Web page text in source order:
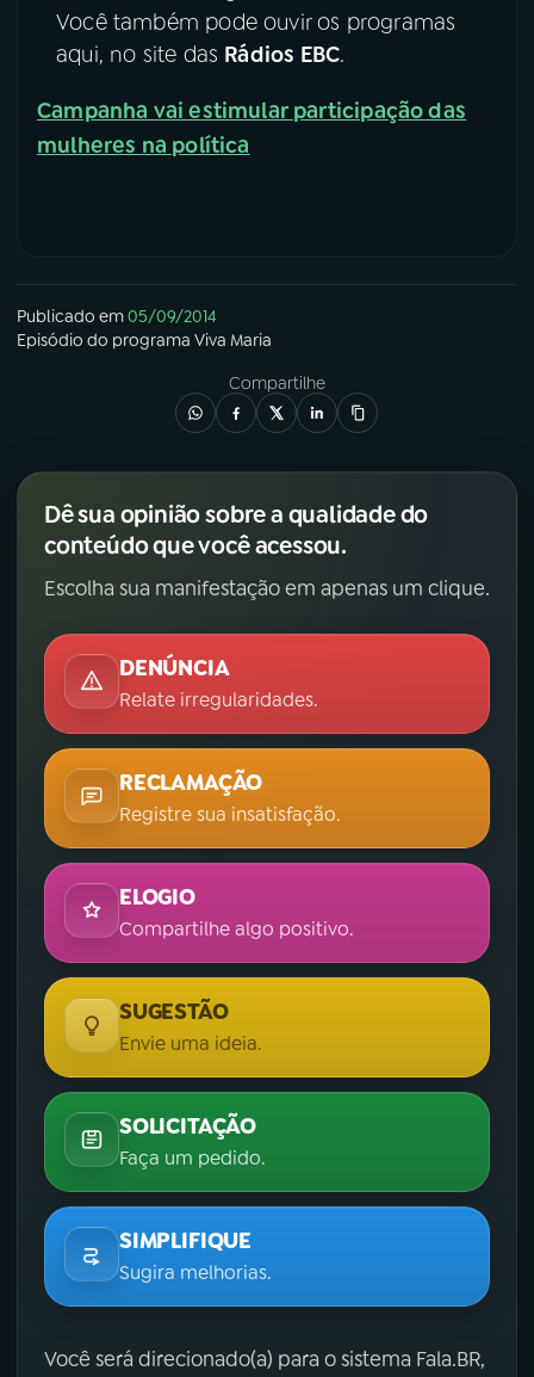
Você também pode ouvir os programas
aqui, no site das Rádios EBC.
Campanha vai estimular participação das
mulheres na política
Publicado em05/09/2014
Episódio do programa Viva Maria
Compartilhe
Dê sua opinião sobre a qualidade do
conteúdo que você acessou.
Escolha sua manifestação em apenas um clique.
DENÚNCIA
Relate irregularidades.
RECLAMAÇÃO
Registre sua insatisfação.
ELOGIO
Compartilhe algo positivo.
SUGESTÃO
Envie uma ideia.
SOLICITAÇÃO
Faça um pedido.
SIMPLIFIQUE
Sugira melhorias.
Você será direcionado(a) para o sistema Fala.BR,